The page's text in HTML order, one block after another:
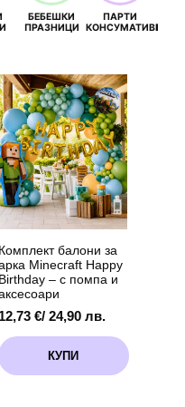
БЕБЕШКИ
ПРАЗНИЦИ
ПАРТИ
КОНСУМАТИВИ
Комплект балони за
Minecraft Happy
Birthday – с помпа и
12,73 €/ 24,90 лв.
КУПИ